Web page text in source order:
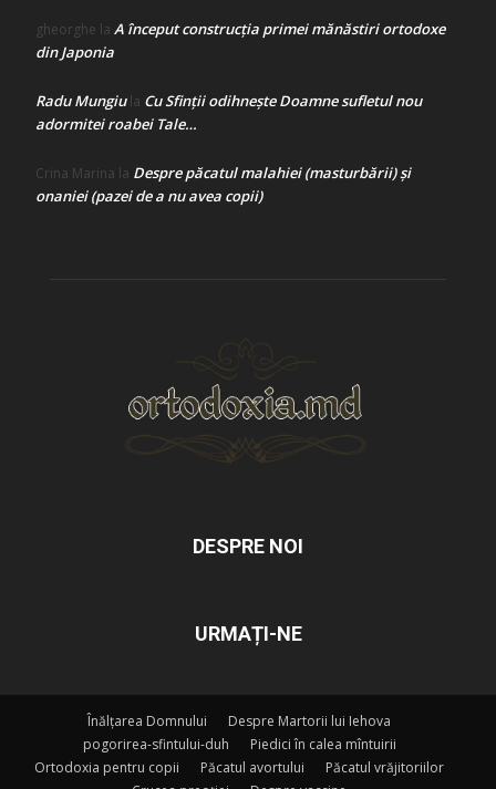
gheorghe la A început construcţia primei mănăstiri ortodoxe
din Japonia
Radu Mungiula Cu Sfinții odihnește Doamne sufletul nou
adormitei roabei Tale…
Crina Marina la Despre păcatul malahiei (masturbării) şi
onaniei (pazei de a nu avea copii)
DESPRE NOI
URMAȚI-NE
Înălțarea Domnului
Despre Martorii lui Iehova
pogorirea-sfintului-duh
Piedici în calea mîntuirii
Ortodoxia pentru copii
Păcatul avortului
Păcatul vrăjitoriilor